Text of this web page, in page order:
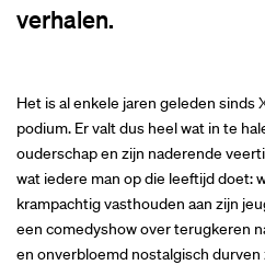
verhalen.
Het is al enkele jaren geleden sinds
podium. Er valt dus heel wat in te
ouderschap en zijn naderende
wat iedere man op die leeftijd doet:
krampachtig vasthouden aan zijn
een comedyshow over terugkeren
en onverbloemd nostalgisch durven